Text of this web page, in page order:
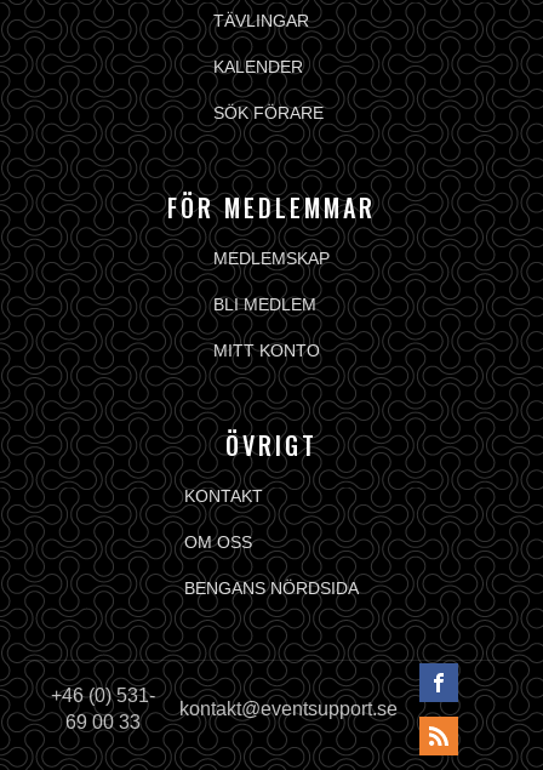
TÄVLINGAR
KALENDER
SÖK FÖRARE
FÖR MEDLEMMAR
MEDLEMSKAP
BLI MEDLEM
MITT KONTO
ÖVRIGT
KONTAKT
OM OSS
BENGANS NÖRDSIDA
+46 (0) 531-
69 00 33
kontakt@eventsupport.se